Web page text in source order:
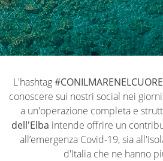
L'hashtag#CONILMARENELCUORE
conoscere sui nostri social nei
a un'operazione completa e
dell'Elba intende offrire un
all’emergenza Covid-19, sia
d'Italia che ne hanno